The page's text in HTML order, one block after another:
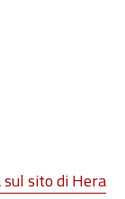
sito di Hera